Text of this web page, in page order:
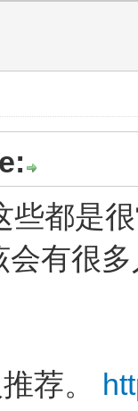
些都是
有很
荐。